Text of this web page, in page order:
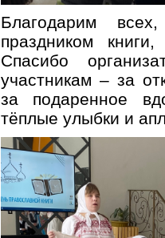
Благодарим
праздником
Спасибо
участникам – за
за подаренное
тёплые улыбки и